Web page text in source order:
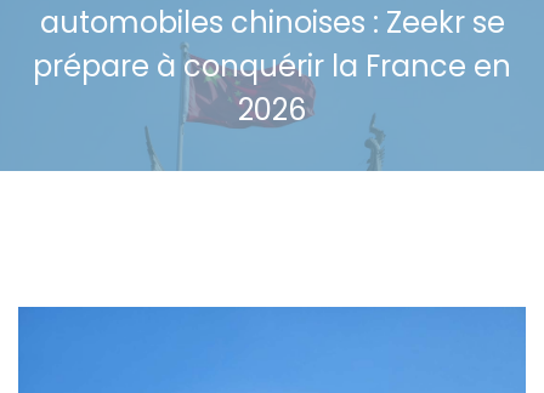
automobiles chinoises : Zeekr se
prépare à conquérir la France en
2026